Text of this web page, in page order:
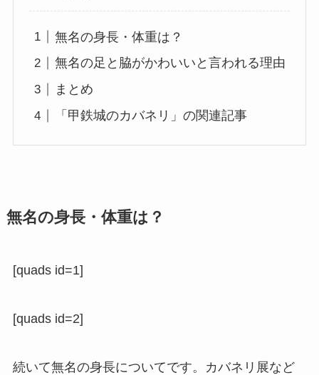
無名の身長・体重は？
無名の足と脇がかわいいと言われる理由
まとめ
「甲鉄城のカバネリ」の関連記事
無名の身長・体重は？
[quads id=1]
[quads id=2]
続いて無名の身長についてです。カバネリ展など